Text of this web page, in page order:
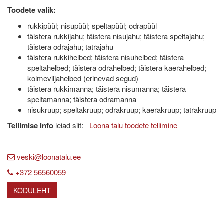
Toodete valik:
rukkipüül; nisupüül; speltapüül; odrapüül
täistera rukkijahu; täistera nisujahu; täistera speltajahu;
täistera odrajahu; tatrajahu
täistera rukkihelbed; täistera nisuhelbed; täistera
speltahelbed; täistera odrahelbed; täistera kaerahelbed;
kolmeviljahelbed (erinevad segud)
täistera rukkimanna; täistera nisumanna; täistera
speltamanna; täistera odramanna
nisukruup; speltakruup; odrakruup; kaerakruup; tatrakruup
Tellimise info leiad siit: Loona talu toodete tellimine
veski@loonatalu.ee
+372 56560059
KODULEHT